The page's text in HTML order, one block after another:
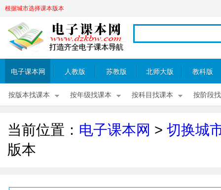
根据城市选择课本版本
电子课本网 人教版 苏教版 北师大版 教科版
按版本找课本 按年级找课本 按科目找课本 按阶段
当前位置： 电子课本网 > 切换城
版本